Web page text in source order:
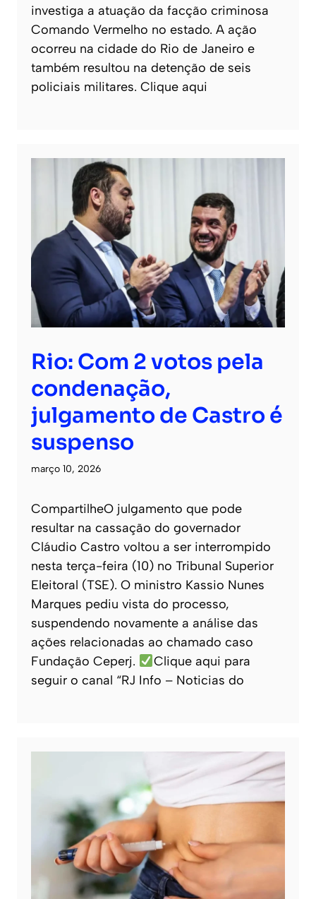
investiga a atuação da facção criminosa
Comando Vermelho no estado. A ação
ocorreu na cidade do Rio de Janeiro e
também resultou na detenção de seis
policiais militares. Clique aqui
Rio: Com 2 votos pela
condenação,
julgamento de Castro é
suspenso
março 10, 2026
CompartilheO julgamento que pode
resultar na cassação do governador
Cláudio Castro voltou a ser interrompido
nesta terça-feira (10) no Tribunal Superior
Eleitoral (TSE). O ministro Kassio Nunes
Marques pediu vista do processo,
suspendendo novamente a análise das
ações relacionadas ao chamado caso
Fundação Ceperj.
Clique aqui para
seguir o canal “RJ Info – Noticias do